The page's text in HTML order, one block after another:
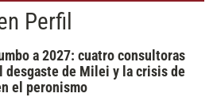
Perfil
a 2027: cuatro consultoras
desgaste de Milei y la crisis de
el peronismo